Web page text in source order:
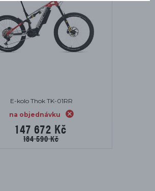
E-kolo Thok TK-01RR
na objednávku
147 672 Kč
184 590 Kč